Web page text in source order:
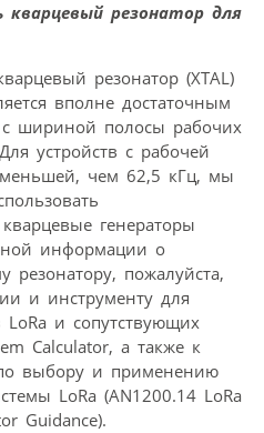
резонатор для
резонатор (XTAL)
вполне достаточным
шириной полосы рабочих
устройств с рабочей
чем 62,5 кГц, мы
генераторы
информации о
резонатору, пожалуйста,
и инструменту для
и сопутствующих
Calculator, а также к
выбору и применению
LoRa (AN1200.14 LoRa
Guidance).